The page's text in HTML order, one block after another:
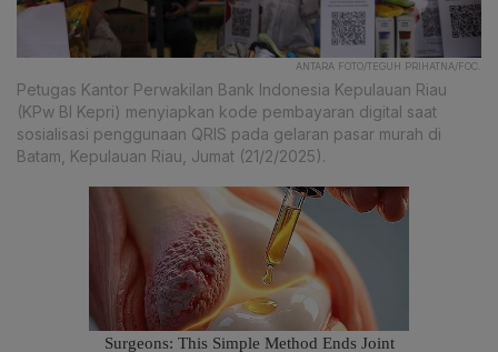
ANTARA FOTO/TEGUH PRIHATNA/FOC.
Petugas Kantor Perwakilan Bank Indonesia Kepulauan Riau
(KPw BI Kepri) menyiapkan kode pembayaran digital saat
sosialisasi penggunaan QRIS pada gelaran pasar murah di
Batam, Kepulauan Riau, Jumat (21/2/2025).